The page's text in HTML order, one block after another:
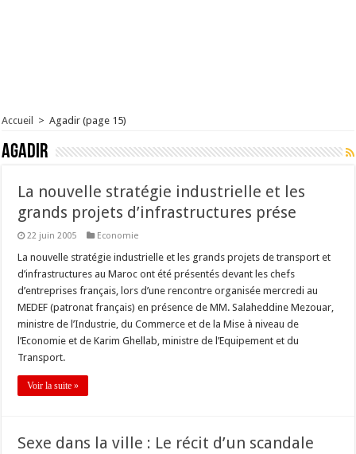
Accueil > Agadir (page 15)
Agadir
La nouvelle stratégie industrielle et les
grands projets d’infrastructures prése
22 juin 2005 Economie
La nouvelle stratégie industrielle et les grands projets de transport et
d’infrastructures au Maroc ont été présentés devant les chefs
d’entreprises français, lors d’une rencontre organisée mercredi au
MEDEF (patronat français) en présence de MM. Salaheddine Mezouar,
ministre de l’Industrie, du Commerce et de la Mise à niveau de
l’Economie et de Karim Ghellab, ministre de l’Equipement et du
Transport.
Voir la suite »
Sexe dans la ville : Le récit d’un scandale